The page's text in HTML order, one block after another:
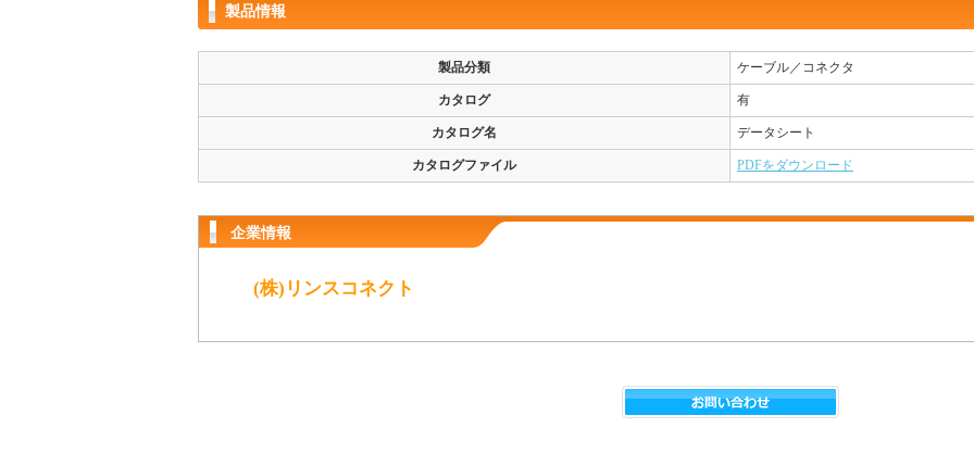
製品情報
製品分類 ケーブル／コネクタ
カタログ 有
カタログ名 データシート
カタログファイル PDFをダウンロード
企業情報
(株)リンスコネクト